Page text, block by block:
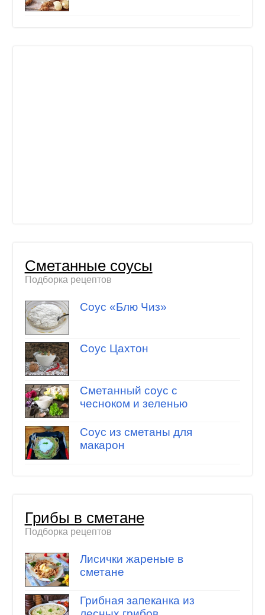
Сметанные соусы
Подборка рецептов
Соус «Блю Чиз»
Соус Цахтон
Сметанный соус с
чесноком и зеленью
Соус из сметаны для
макарон
Грибы в сметане
Подборка рецептов
Лисички жареные в
сметане
Грибная запеканка из